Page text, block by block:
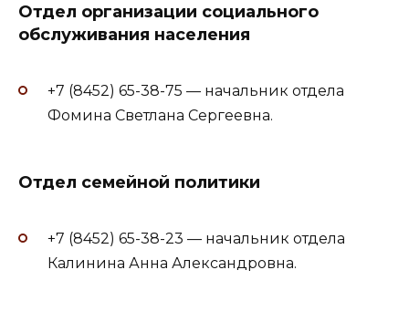
Отдел организации социального
обслуживания населения
+7 (8452) 65-38-75 — начальник отдела
Фомина Светлана Сергеевна.
Отдел семейной политики
+7 (8452) 65-38-23 — начальник отдела
Калинина Анна Александровна.